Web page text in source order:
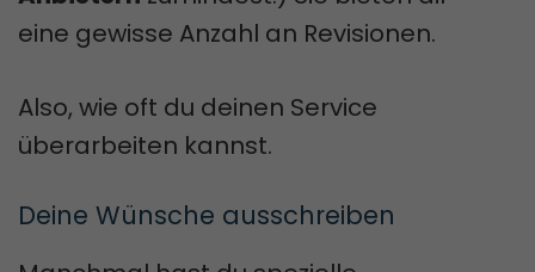
eine gewisse Anzahl an Revisionen.
Also, wie oft du deinen Service
überarbeiten kannst.
Deine Wünsche ausschreiben